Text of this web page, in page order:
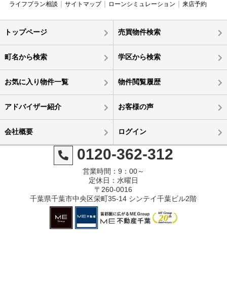
ライフプラン相談
サイトマップ ローンシミュレーション 来店予約
トップページ 売買物件検索
町名から検索 学区から検索
お気に入り物件一覧 物件閲覧履歴
アドバイザー紹介 お客様の声
会社概要 ログイン
0120-362-312
営業時間：9：00～
定休日：水曜日
〒260-0016
千葉県千葉市中央区栄町35-14 シンテイ千葉ビル2階